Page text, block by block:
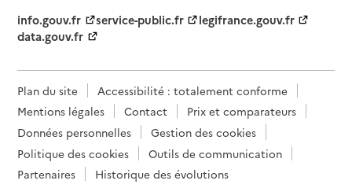
info.gouv.fr
service-public.fr
legifrance.gouv.fr
data.gouv.fr
Plan du site
Accessibilité : totalement conforme
Mentions légales
Contact
Prix et comparateurs
Données personnelles
Gestion des cookies
Politique des cookies
Outils de communication
Partenaires
Historique des évolutions